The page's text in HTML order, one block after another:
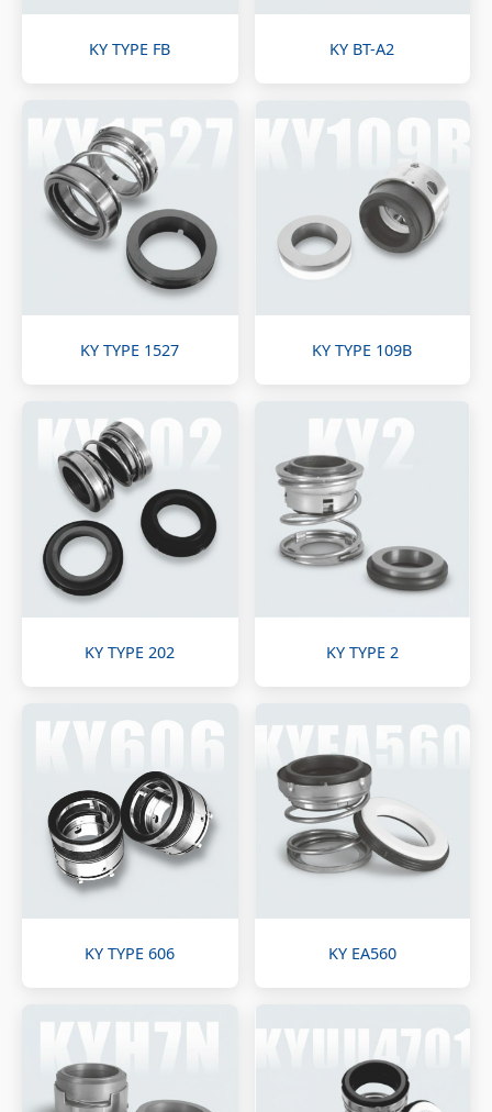
KY TYPE FB KY BT-A2
KY TYPE 1527 KY TYPE 109B
KY TYPE 202 KY TYPE 2
KY TYPE 606 KY EA560